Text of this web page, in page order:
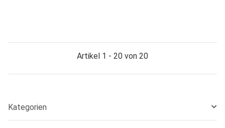
Artikel 1 - 20 von 20
Kategorien